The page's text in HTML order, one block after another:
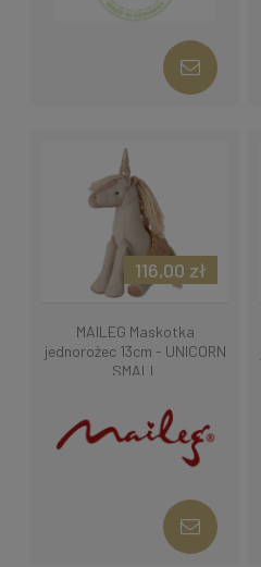
MAILEG Maskotka
jednorożec 13cm - UNICORN
SMALL
116,00 zł